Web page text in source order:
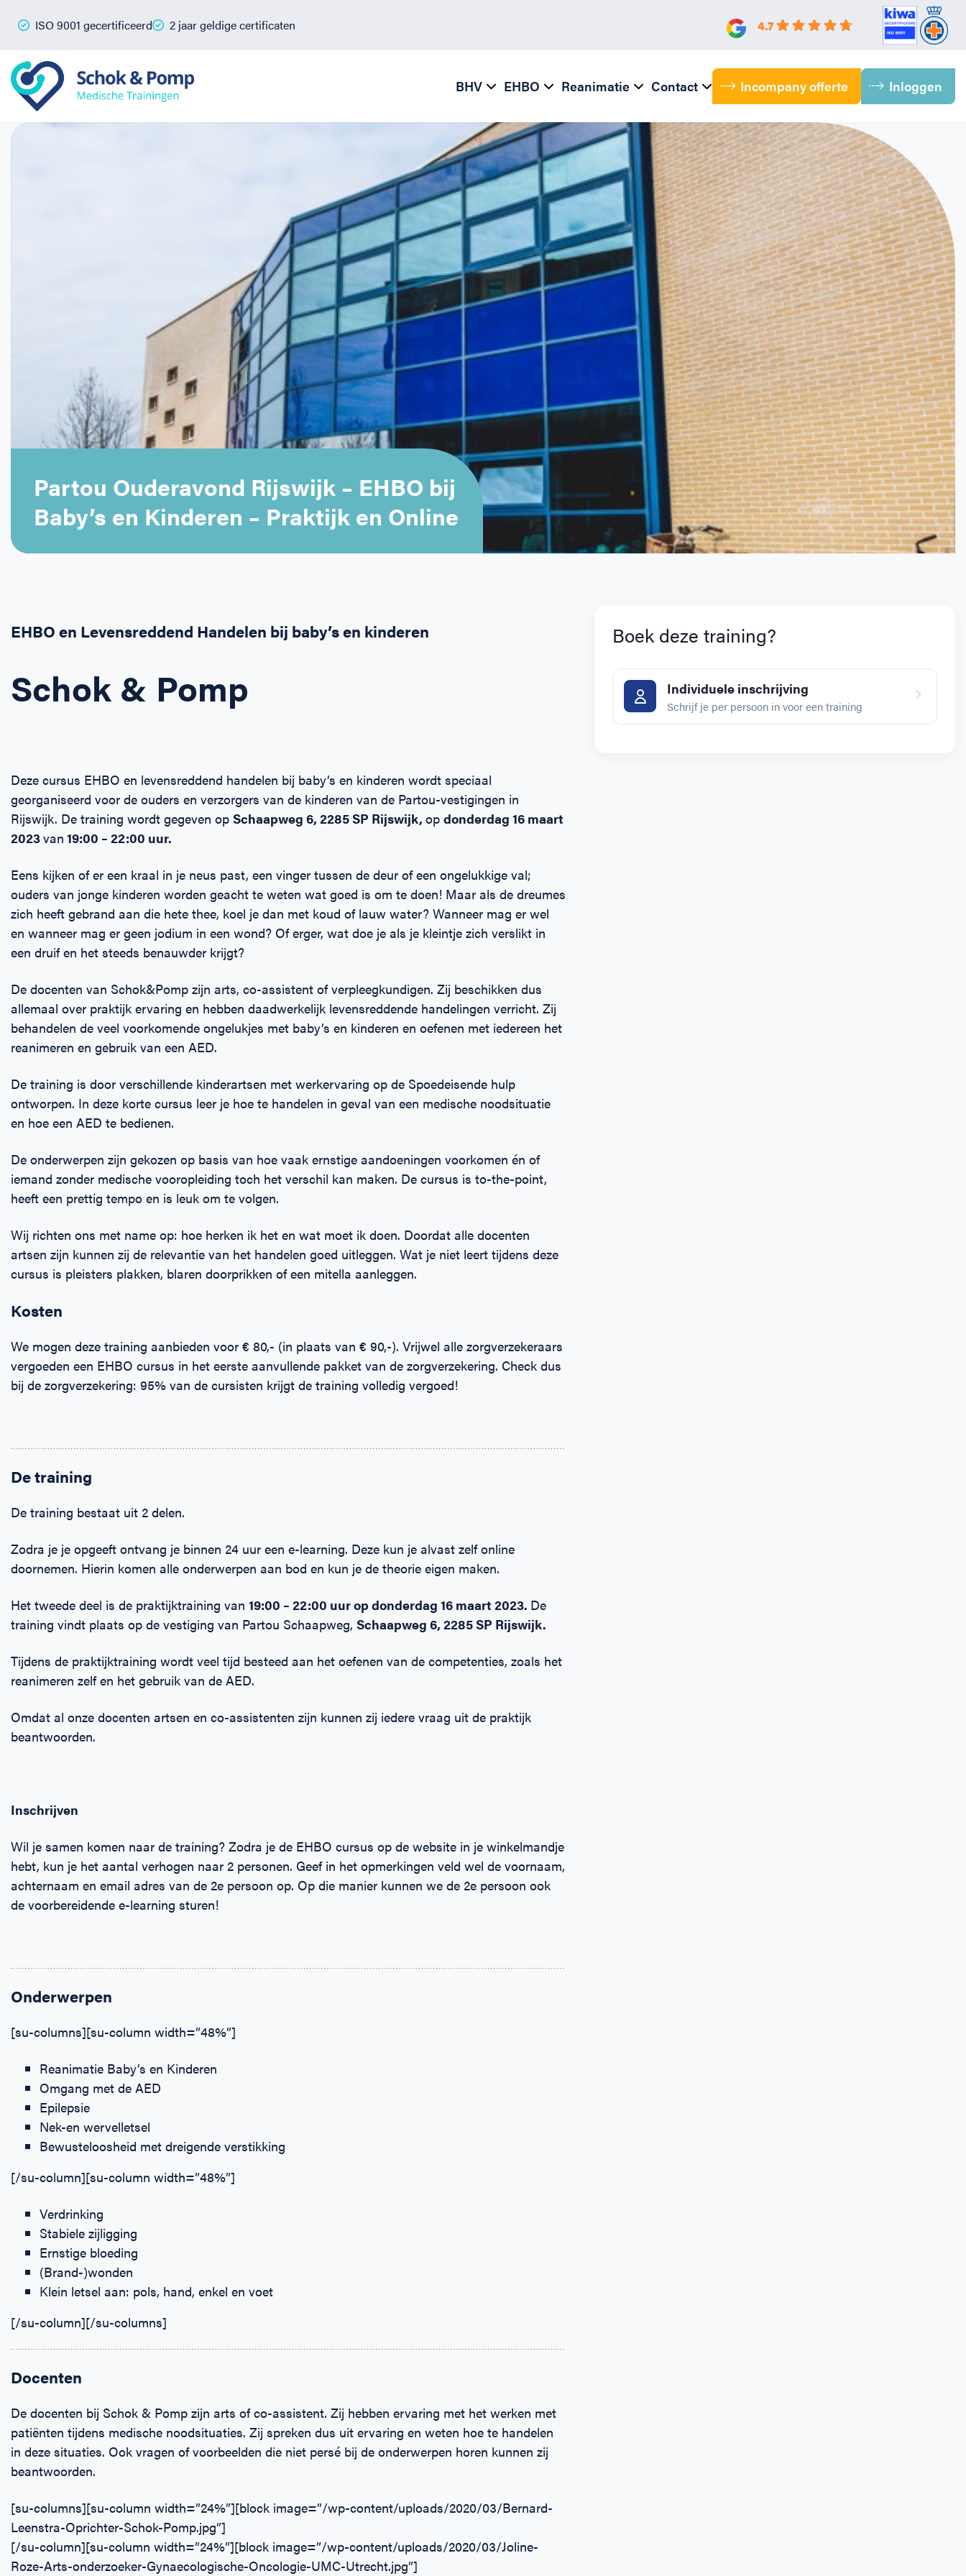
ISO 9001 gecertificeerd 2 jaar geldige certificaten 4.7
BHV EHBO Reanimatie Contact Incompany offerte Inloggen
Partou Ouderavond Rijswijk – EHBO bij
Baby’s en Kinderen – Praktijk en Online
EHBO en Levensreddend Handelen bij baby’s en kinderen
Schok & Pomp
Deze cursus EHBO en levensreddend handelen bij baby’s en kinderen wordt speciaal
georganiseerd voor de ouders en verzorgers van de kinderen van de Partou-vestigingen in
Rijswijk. De training wordt gegeven op Schaapweg 6, 2285 SP Rijswijk, op donderdag 16 maart
2023van 19:00 – 22:00 uur.
Eens kijken of er een kraal in je neus past, een vinger tussen de deur of een ongelukkige val;
ouders van jonge kinderen worden geacht te weten wat goed is om te doen! Maar als de dreumes
zich heeft gebrand aan die hete thee, koel je dan met koud of lauw water? Wanneer mag er wel
en wanneer mag er geen jodium in een wond? Of erger, wat doe je als je kleintje zich verslikt in
een druif en het steeds benauwder krijgt?
De docenten van Schok&Pomp zijn arts, co-assistent of verpleegkundigen. Zij beschikken dus
allemaal over praktijk ervaring en hebben daadwerkelijk levensreddende handelingen verricht. Zij
behandelen de veel voorkomende ongelukjes met baby’s en kinderen en oefenen met iedereen het
reanimeren en gebruik van een AED.
De training is door verschillende kinderartsen met werkervaring op de Spoedeisende hulp
ontworpen. In deze korte cursus leer je hoe te handelen in geval van een medische noodsituatie
en hoe een AED te bedienen.
De onderwerpen zijn gekozen op basis van hoe vaak ernstige aandoeningen voorkomen én of
iemand zonder medische vooropleiding toch het verschil kan maken. De cursus is to-the-point,
heeft een prettig tempo en is leuk om te volgen.
Wij richten ons met name op: hoe herken ik het en wat moet ik doen. Doordat alle docenten
artsen zijn kunnen zij de relevantie van het handelen goed uitleggen. Wat je niet leert tijdens deze
cursus is pleisters plakken, blaren doorprikken of een mitella aanleggen.
Kosten
We mogen deze training aanbieden voor € 80,- (in plaats van € 90,-). Vrijwel alle zorgverzekeraars
vergoeden een EHBO cursus in het eerste aanvullende pakket van de zorgverzekering. Check dus
bij de zorgverzekering: 95% van de cursisten krijgt de training volledig vergoed!
De training
De training bestaat uit 2 delen.
Zodra je je opgeeft ontvang je binnen 24 uur een e-learning. Deze kun je alvast zelf online
doornemen. Hierin komen alle onderwerpen aan bod en kun je de theorie eigen maken.
Het tweede deel is de praktijktraining van 19:00 – 22:00 uur op donderdag 16 maart 2023. De
training vindt plaats op de vestiging van Partou Schaapweg, Schaapweg 6, 2285 SP Rijswijk.
Tijdens de praktijktraining wordt veel tijd besteed aan het oefenen van de competenties, zoals het
reanimeren zelf en het gebruik van de AED.
Omdat al onze docenten artsen en co-assistenten zijn kunnen zij iedere vraag uit de praktijk
beantwoorden.
Inschrijven
Wil je samen komen naar de training? Zodra je de EHBO cursus op de website in je winkelmandje
hebt, kun je het aantal verhogen naar 2 personen. Geef in het opmerkingen veld wel de voornaam,
achternaam en email adres van de 2e persoon op. Op die manier kunnen we de 2e persoon ook
de voorbereidende e-learning sturen!
Onderwerpen
[su-columns][su-column width=”48%”]
Reanimatie Baby’s en Kinderen
Omgang met de AED
Epilepsie
Nek-en wervelletsel
Bewusteloosheid met dreigende verstikking
[/su-column][su-column width=”48%”]
Verdrinking
Stabiele zijligging
Ernstige bloeding
(Brand-)wonden
Klein letsel aan: pols, hand, enkel en voet
[/su-column][/su-columns]
Docenten
De docenten bij Schok & Pomp zijn arts of co-assistent. Zij hebben ervaring met het werken met
patiënten tijdens medische noodsituaties. Zij spreken dus uit ervaring en weten hoe te handelen
in deze situaties. Ook vragen of voorbeelden die niet persé bij de onderwerpen horen kunnen zij
beantwoorden.
[su-columns][su-column width=”24%”][block image=”/wp-content/uploads/2020/03/Bernard-
Leenstra-Oprichter-Schok-Pomp.jpg”]
[/su-column][su-column width=”24%”][block image=”/wp-content/uploads/2020/03/Joline-
Roze-Arts-onderzoeker-Gynaecologische-Oncologie-UMC-Utrecht.jpg”]
Boek deze training?
Individuele inschrijving
Schrijf je per persoon in voor een training